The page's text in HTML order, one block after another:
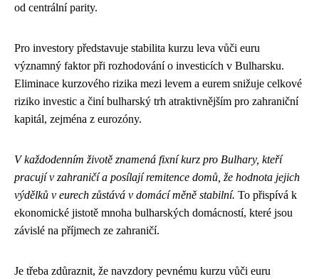
od centrální parity.
Pro investory představuje stabilita kurzu leva vůči euru
významný faktor při rozhodování o investicích v Bulharsku.
Eliminace kurzového rizika mezi levem a eurem snižuje celkové
riziko investic a činí bulharský trh atraktivnějším pro zahraniční
kapitál, zejména z eurozóny.
V každodenním životě znamená fixní kurz pro Bulhary, kteří
pracují v zahraničí a posílají remitence domů, že hodnota jejich
výdělků v eurech zůstává v domácí měně stabilní. To přispívá k
ekonomické jistotě mnoha bulharských domácností, které jsou
závislé na příjmech ze zahraničí.
Je třeba zdůraznit, že navzdory pevnému kurzu vůči euru